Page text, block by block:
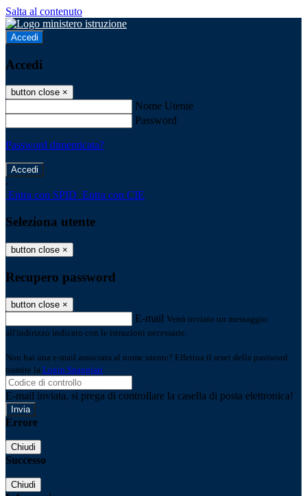
Salta al contenuto
Accedi
Accedi
button close ×
Nome Utente
Password
Password dimenticata?
-
Entra con SPID Entra con CIE
Seleziona utente
button close ×
Recupero password
button close ×
E-mail Verrà inviato un messaggio
all'indirizzo indicato con le istruzioni necessarie.
Non hai una e-mail associata al nome utente? Effettua il reset della password
tramite la Login Spaggiari
E-mail inviata, si prega di controllare la casella di posta elettronica!
Errore
Chiudi
Successo
Chiudi